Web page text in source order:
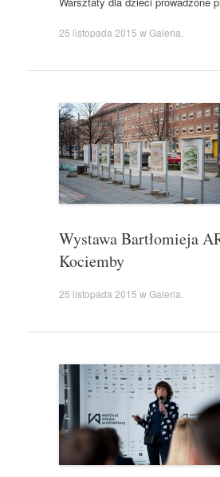
25 listopada 2015 wGaleria
Wystawa Bartłomieja
Kociemby
25 listopada 2015 wGaleria